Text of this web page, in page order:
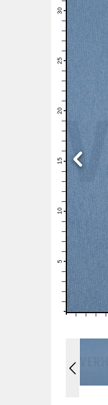
0
1
2
3
6
10
11
12
13
14
15
16
17
18
19
20
21
22
23
24
25
26
27
28
29
30
0 1 2 3